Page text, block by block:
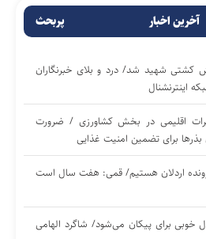
آخرین اخبار پربحث
کشتی شهید شد/ درد و بلای خبرنگاران
اینترنشنال
اقلیمی در بخش کشاورزی / ضرورت
برای تضمین امنیت غذایی
پرونده اردلان هستیم/ قمی: هفت سال است
برای پیکان می‌شود/ شاگرد الهامی